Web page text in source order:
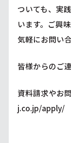
ついても、実
います。ご興
気軽にお問い
皆様からのご
資料請求やお
j.co.jp/apply/